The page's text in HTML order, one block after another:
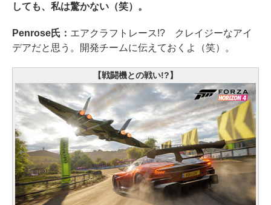
しても、私は驚かない（笑）。
Penrose氏： エアクラフトレース!? クレイジーなアイ
デアだと思う。開発チームに伝えておくよ（笑）。
【戦闘機との戦い!?】